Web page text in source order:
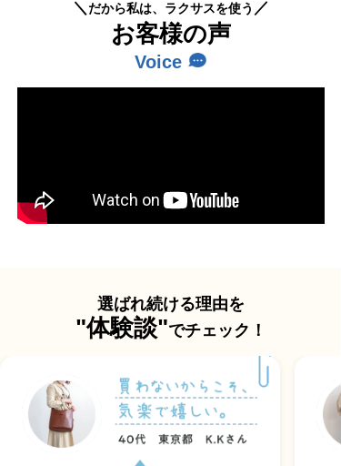
だから私は、ラクサスを使う
お客様の声
Voice
選ばれ続ける理由を
"体験談"でチェック！